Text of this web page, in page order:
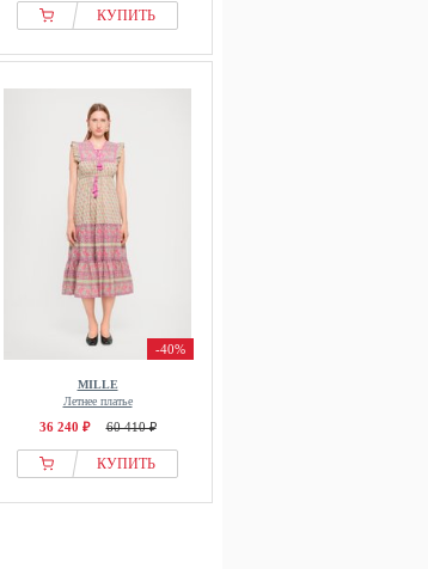
КУПИТЬ
-40%
MILLE
Летнее платье
36 240 ₽ 60 410 ₽
КУПИТЬ